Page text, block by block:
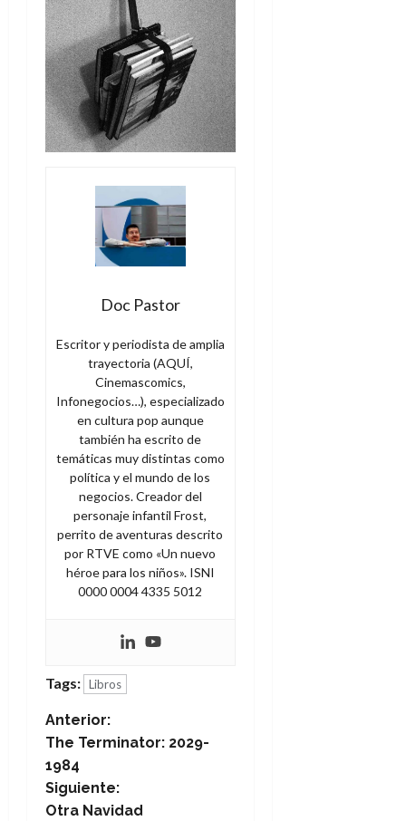
Doc Pastor
Escritor y periodista de amplia
trayectoria (AQUÍ,
Cinemascomics,
Infonegocios…), especializado
en cultura pop aunque
también ha escrito de
temáticas muy distintas como
política y el mundo de los
negocios. Creador del
personaje infantil Frost,
perrito de aventuras descrito
por RTVE como «Un nuevo
héroe para los niños». ISNI
0000 0004 4335 5012
Tags: Libros
N
a
v
Anterior:
The Terminator: 2029-
1984
Siguiente:
Otra Navidad